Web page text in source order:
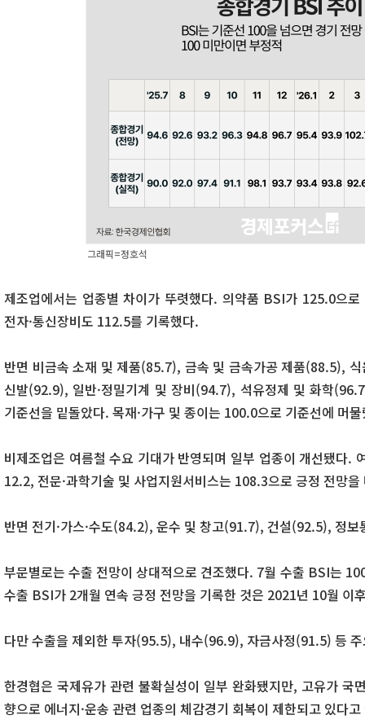
그래픽=정호석
제조업에서는 업종별 차이가 뚜렷했다. 의약품 BSI가 125.0으
전자·통신장비도 112.5를 기록했다.
반면 비금속 소재 및 제품(85.7), 금속 및 금속가공 제품(88.5),
신발(92.9), 일반·정밀기계 및 장비(94.7), 석유정제 및 화학
기준선을 밑돌았다. 목재·가구 및 종이는 100.0으로 기준선에 머
비제조업은 여름철 수요 기대가 반영되며 일부 업종이 개선됐다.
12.2, 전문·과학기술 및 사업지원서비스는 108.3으로 긍정 전망을
반면 전기·가스·수도(84.2), 운수 및 창고(91.7), 건설(92.5), 정
부문별로는 수출 전망이 상대적으로 견조했다. 7월 수출 BSI는
수출 BSI가 2개월 연속 긍정 전망을 기록한 것은 2021년 10월 이
다만 수출을 제외한 투자(95.5), 내수(96.9), 자금사정(91.5) 등
한경협은 국제유가 관련 불확실성이 일부 완화됐지만, 고유가 국
향으로 에너지·운송 관련 업종의 체감경기 회복이 제한되고 있다